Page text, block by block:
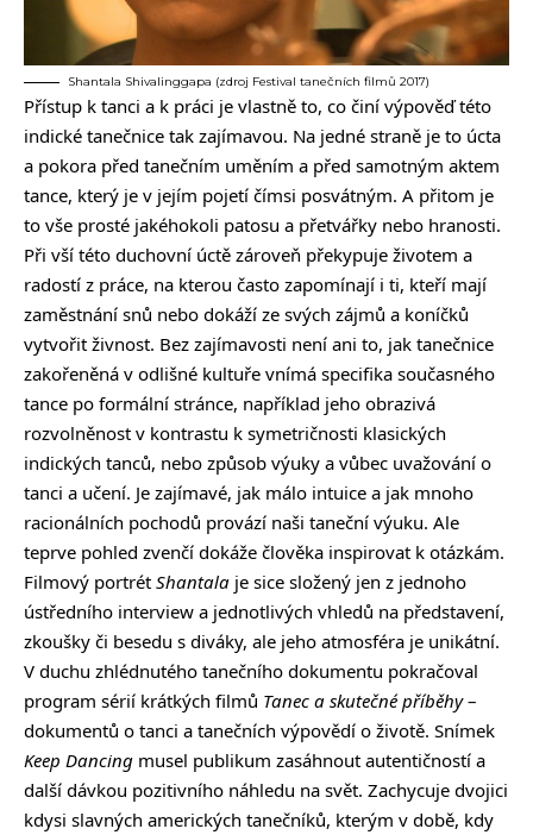
Shantala Shivalinggapa (zdroj Festival tanečních filmů 2017)
Přístup k tanci a k práci je vlastně to, co činí výpověď této
indické tanečnice tak zajímavou. Na jedné straně je to úcta
a pokora před tanečním uměním a před samotným aktem
tance, který je v jejím pojetí čímsi posvátným. A přitom je
to vše prosté jakéhokoli patosu a přetvářky nebo hranosti.
Při vší této duchovní úctě zároveň překypuje životem a
radostí z práce, na kterou často zapomínají i ti, kteří mají
zaměstnání snů nebo dokáží ze svých zájmů a koníčků
vytvořit živnost. Bez zajímavosti není ani to, jak tanečnice
zakořeněná v odlišné kultuře vnímá specifika současného
tance po formální stránce, například jeho obrazivá
rozvolněnost v kontrastu k symetričnosti klasických
indických tanců, nebo způsob výuky a vůbec uvažování o
tanci a učení. Je zajímavé, jak málo intuice a jak mnoho
racionálních pochodů provází naši taneční výuku. Ale
teprve pohled zvenčí dokáže člověka inspirovat k otázkám.
Filmový portrét Shantala je sice složený jen z jednoho
ústředního interview a jednotlivých vhledů na představení,
zkoušky či besedu s diváky, ale jeho atmosféra je unikátní.
V duchu zhlédnutého tanečního dokumentu pokračoval
program sérií krátkých filmů Tanec a skutečné příběhy–
dokumentů o tanci a tanečních výpovědí o životě. Snímek
Keep Dancing musel publikum zasáhnout autentičností a
další dávkou pozitivního náhledu na svět. Zachycuje dvojici
kdysi slavných amerických tanečníků, kterým v době, kdy